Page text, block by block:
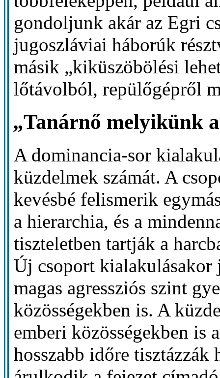
gondoljunk akár az Egri
jugoszláviai háborúk
másik „kiküszöbölési
lőtávolból, repülőgépről
„Tanárnő melyikünk
A dominancia-sor
küzdelmek számát. A
kevésbé felismerik
a hierarchia, és a
tiszteletben tartják a
Új csoport
magas agressziós szint
közösségekben is. A
emberi közösségekben is
hosszabb időre